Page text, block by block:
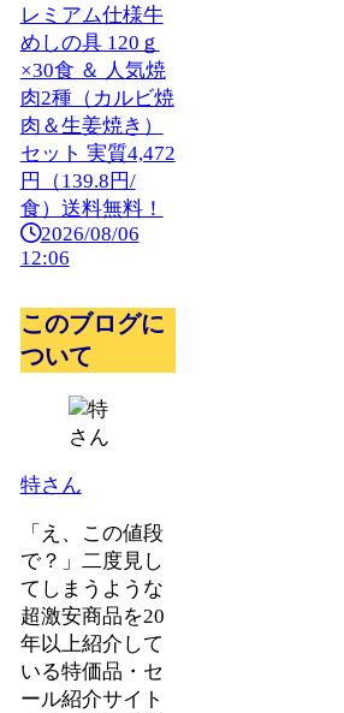
レミアム仕様牛
めしの具 120ｇ
×30食 ＆ 人気焼
肉2種（カルビ焼
肉＆生姜焼き）
セット 実質4,472
円（139.8円/
食）送料無料！
2026/08/06
12:06
このブログに
ついて
特さん
「え、この値段
で？」二度見し
てしまうような
超激安商品を20
年以上紹介して
いる特価品・セ
ール紹介サイト